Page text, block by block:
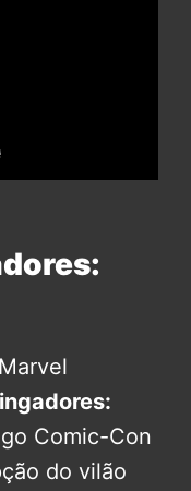
Comic-Con
do vilão